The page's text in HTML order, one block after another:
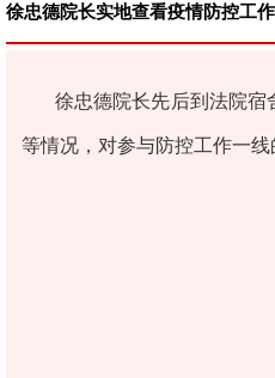
徐忠德院长实地查看疫情防控工作
徐忠德院长先后到法院
等情况，对参与防控工作一